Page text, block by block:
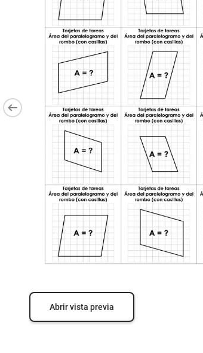
Abrir vista previa